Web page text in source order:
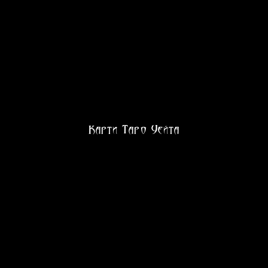
Карти Таро Уейта